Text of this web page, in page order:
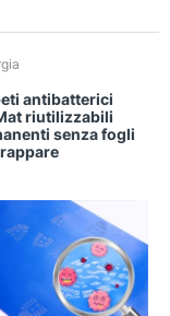
antibatterici
riutilizzabili
senza fogli